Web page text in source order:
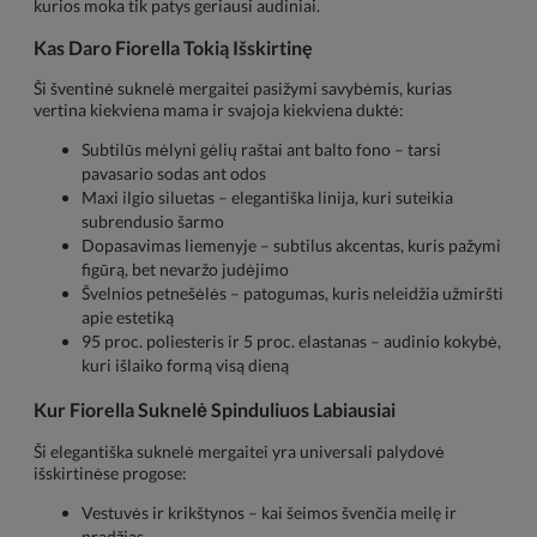
kurios moka tik patys geriausi audiniai.
Kas Daro Fiorella Tokią Išskirtinę
Ši šventinė suknelė mergaitei pasižymi savybėmis, kurias
vertina kiekviena mama ir svajoja kiekviena duktė:
Subtilūs mėlyni gėlių raštai ant balto fono – tarsi
pavasario sodas ant odos
Maxi ilgio siluetas – elegantiška linija, kuri suteikia
subrendusio šarmo
Dopasavimas liemenyje – subtilus akcentas, kuris pažymi
figūrą, bet nevaržo judėjimo
Švelnios petnešėlės – patogumas, kuris neleidžia užmiršti
apie estetiką
95 proc. poliesteris ir 5 proc. elastanas – audinio kokybė,
kuri išlaiko formą visą dieną
Kur Fiorella Suknelė Spinduliuos Labiausiai
Ši elegantiška suknelė mergaitei yra universali palydovė
išskirtinėse progose:
Vestuvės ir krikštynos – kai šeimos švenčia meilę ir